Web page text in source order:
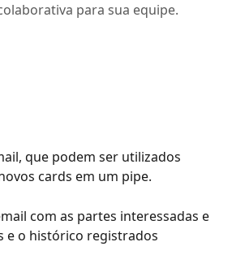
para sua equipe.
que podem ser utilizados
cards em um pipe.
com as partes interessadas e
e o histórico registrados